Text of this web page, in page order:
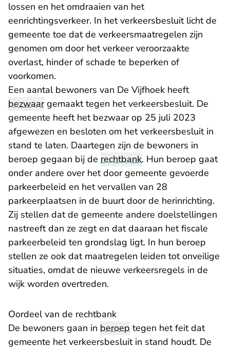
lossen en het omdraaien van het
eenrichtingsverkeer. In het verkeersbesluit licht de
gemeente toe dat de verkeersmaatregelen zijn
genomen om door het verkeer veroorzaakte
overlast, hinder of schade te beperken of
voorkomen.
Een aantal bewoners van De Vijfhoek heeft
bezwaargemaakt tegen het verkeersbesluit. De
gemeente heeft het bezwaar op 25 juli 2023
afgewezen en besloten om het verkeersbesluit in
stand te laten. Daartegen zijn de bewoners in
beroep gegaan bij de rechtbank. Hun beroep gaat
onder andere over het door gemeente gevoerde
parkeerbeleid en het vervallen van 28
parkeerplaatsen in de buurt door de herinrichting.
Zij stellen dat de gemeente andere doelstellingen
nastreeft dan ze zegt en dat daaraan het fiscale
parkeerbeleid ten grondslag ligt. In hun beroep
stellen ze ook dat maatregelen leiden tot onveilige
situaties, omdat de nieuwe verkeersregels in de
wijk worden overtreden.
Oordeel van de rechtbank
De bewoners gaan in beroep tegen het feit dat
gemeente het verkeersbesluit in stand houdt. De